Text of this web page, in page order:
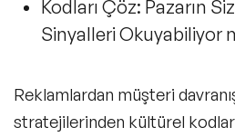
Kodları Çöz: Pazarın
Sinyalleri Okuyabiliyor
Reklamlardan müşteri
stratejilerinden kültürel